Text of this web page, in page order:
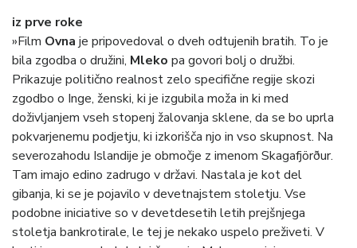
iz prve roke
»Film Ovna je pripovedoval o dveh odtujenih bratih. To je
bila zgodba o družini, Mleko pa govori bolj o družbi.
Prikazuje politično realnost zelo specifične regije skozi
zgodbo o Inge, ženski, ki je izgubila moža in ki med
doživljanjem vseh stopenj žalovanja sklene, da se bo uprla
pokvarjenemu podjetju, ki izkorišča njo in vso skupnost. Na
severozahodu Islandije je območje z imenom Skagafjörður.
Tam imajo edino zadrugo v državi. Nastala je kot del
gibanja, ki se je pojavilo v devetnajstem stoletju. Vse
podobne iniciative so v devetdesetih letih prejšnjega
stoletja bankrotirale, le tej je nekako uspelo preživeti. V